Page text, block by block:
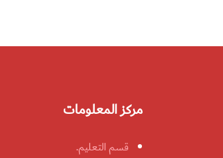
مركز المعلومات
قسم التعليم.